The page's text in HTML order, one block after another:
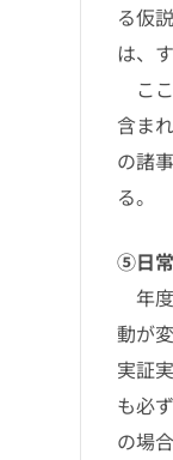
る仮
は、
こ
含ま
の諸
る。
⑤日常
年
動が
実証
も必
の場